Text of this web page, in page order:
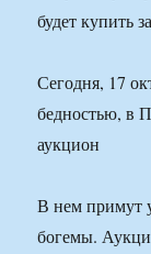
Сегодня, 17
бедностью, в
аукцион
В нем примут
богемы.